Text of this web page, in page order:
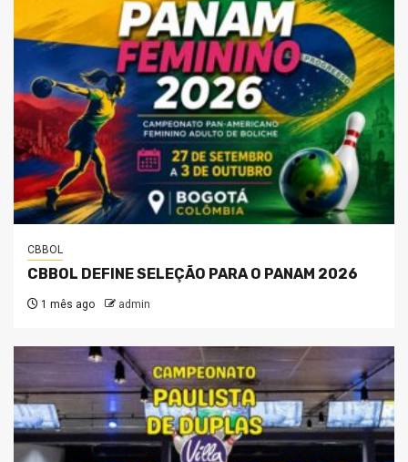
CBBOL
CBBOL DEFINE SELEÇÃO PARA O PANAM 2026
1 mês ago admin